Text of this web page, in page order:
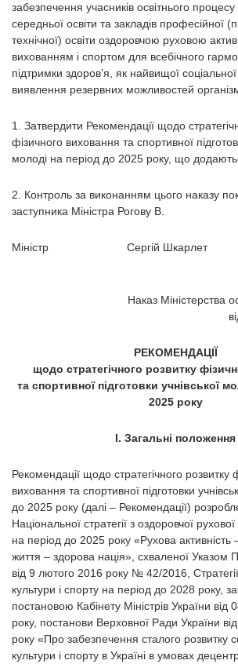
забезпечення учасників освітнього процесу
середньої освіти та закладів професійної
технічної) освіти оздоровчою руховою
вихованням і спортом для всебічного
підтримки здоров’я, як найвищої соціальної
виявлення резервних можливостей
1. Затвердити Рекомендації щодо
фізичного виховання та спортивної
молоді на період до 2025 року, що
2. Контроль за виконанням цього наказу
заступника Міністра Рогову В.
Міністр Сергій Шкарлет
Наказ Міністерства
РЕКОМЕНДАЦІЇ
щодо стратегічного розвитку
та спортивної підготовки учнівської
2025 року
І. Загальні положення
Рекомендації щодо стратегічного розвитку
виховання та спортивної підготовки
до 2025 року (далі – Рекомендації)
Національної стратегії з оздоровчої рухової
на період до 2025 року «Рухова активність
життя – здорова нація», схваленої Указом
від 9 лютого 2016 року № 42/2016,
культури і спорту на період до 2028 року,
постановою Кабінету Міністрів України
року, постанови Верховної Ради України
року «Про забезпечення сталого розвитку
культури і спорту в Україні в умовах